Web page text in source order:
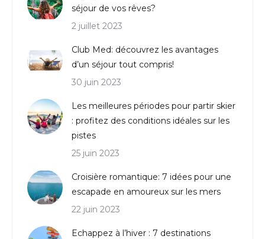
séjour de vos rêves?
2 juillet 2023
Club Med: découvrez les avantages
d’un séjour tout compris!
30 juin 2023
Les meilleures périodes pour partir skier
: profitez des conditions idéales sur les
pistes
25 juin 2023
Croisière romantique: 7 idées pour une
escapade en amoureux sur les mers
22 juin 2023
Echappez à l’hiver : 7 destinations